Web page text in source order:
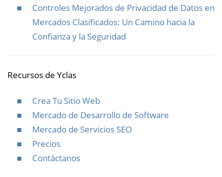
Controles Mejorados de Privacidad de Datos en
Mercados Clasificados: Un Camino hacia la
Confianza y la Seguridad
Recursos de Yclas
Crea Tu Sitio Web
Mercado de Desarrollo de Software
Mercado de Servicios SEO
Precios
Contáctanos